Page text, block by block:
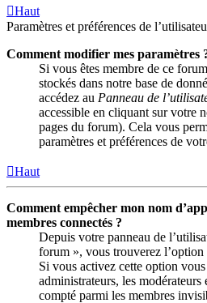
Haut
Paramètres et préférences de
Comment modifier mes paramètres
Si vous êtes membre de ce
stockés dans notre base de
accédez au Panneau de
accessible en cliquant sur votre
pages du forum). Cela vous
paramètres et préférences de
Haut
Comment empêcher mon nom
membres connectés ?
Depuis votre panneau de
forum », vous trouverez l’option
Si vous activez cette option
administrateurs, les modérateurs
compté parmi les membres